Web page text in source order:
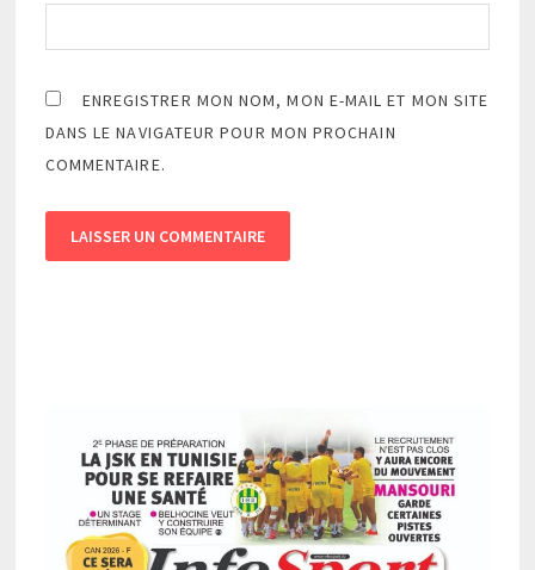
ENREGISTRER MON NOM, MON E-MAIL ET MON SITE
DANS LE NAVIGATEUR POUR MON PROCHAIN
COMMENTAIRE.